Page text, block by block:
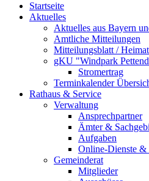
Startseite
Aktuelles
Aktuelles aus Bayern
Amtliche Mitteilungen
Mitteilungsblatt /
gKU "Windpark
Stromertrag
Terminkalender
Rathaus & Service
Verwaltung
Ansprechpartner
Ämter &
Aufgaben
Online-Dienste &
Gemeinderat
Mitglieder